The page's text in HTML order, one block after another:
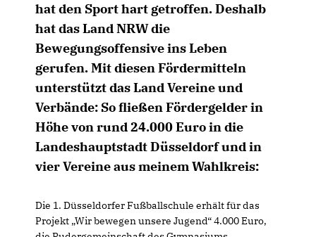
hat den Sport hart getroffen. Deshalb
hat das Land NRW die
Bewegungsoffensive ins Leben
gerufen. Mit diesen Fördermitteln
unterstützt das Land Vereine und
Verbände: So fließen Fördergelder in
Höhe von rund 24.000 Euro in die
Landeshauptstadt Düsseldorf und in
vier Vereine aus meinem Wahlkreis:
Die 1. Düsseldorfer Fußballschule erhält für das
Projekt „Wir bewegen unsere Jugend“ 4.000 Euro,